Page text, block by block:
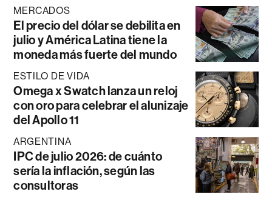
MERCADOS
El precio del dólar se debilita en
julio y América Latina tiene la
moneda más fuerte del mundo
ESTILO DE VIDA
Omega x Swatch lanza un reloj
con oro para celebrar el alunizaje
del Apollo 11
ARGENTINA
IPC de julio 2026: de cuánto
sería la inflación, según las
consultoras